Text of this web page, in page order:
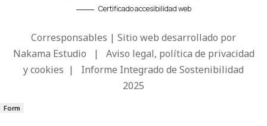
Certificado accesibilidad web
Corresponsables | Sitio web desarrollado por
Nakama Estudio | Aviso legal, política de privacidad
y cookies | Informe Integrado de Sostenibilidad
2025
Form